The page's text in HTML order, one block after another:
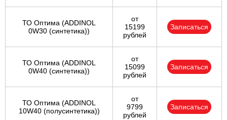
ТО Оптима (ADDINOL
0W30 (синтетика))
от
15199
рублей
Записаться
ТО Оптима (ADDINOL
0W40 (синтетика))
от
15099
рублей
Записаться
ТО Оптима (ADDINOL
10W40 (полусинтетика))
от
9799
рублей
Записаться